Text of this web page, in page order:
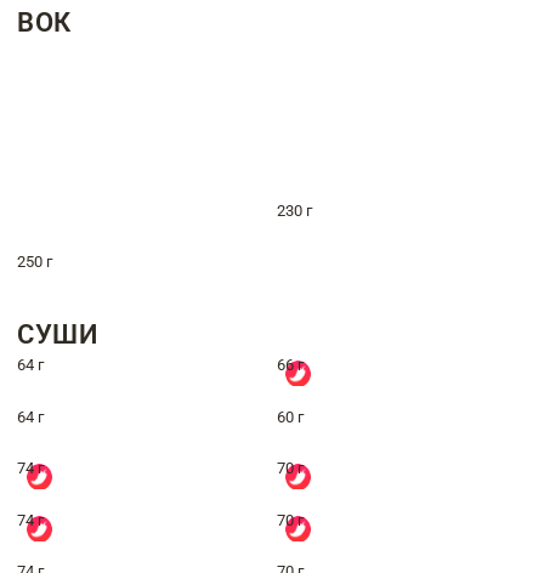
ВОК
230 г
250 г
СУШИ
64 г 66 г
64 г 60 г
74 г 70 г
74 г 70 г